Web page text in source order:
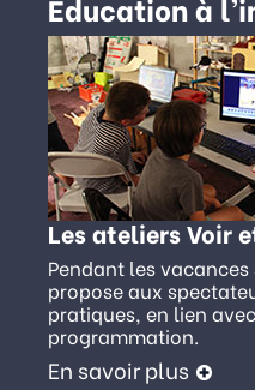
Les ateliers Voir
Pendant les
propose aux
pratiques, en lien
programmation.
En savoir plus